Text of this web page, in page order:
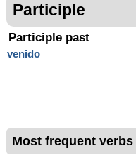
Participle
Participle past
venido
Most frequent verbs